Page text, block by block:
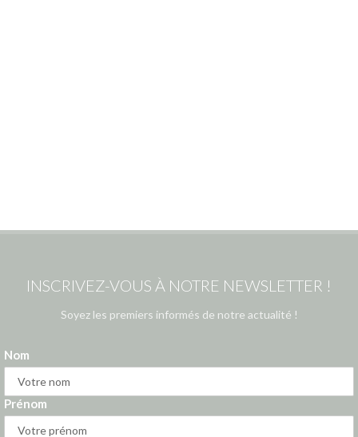
INSCRIVEZ-VOUS À NOTRE NEWSLETTER !
Soyez les premiers informés de notre actualité !
Nom
Prénom